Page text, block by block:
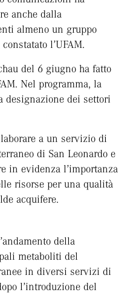
anche dalla
almeno un gruppo
l’UFAM.
del 6 giugno ha fatto
Nel programma, la
designazione dei settori
a un servizio di
di San Leonardo e
in evidenza l’importanza
risorse per una qualità
acquifere.
della
metaboliti del
in diversi servizi di
l’introduzione del